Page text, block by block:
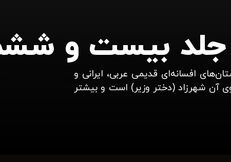
جلد بیست و
افسانه‌ای قدیمی عربی، ایرانی و
آن شهرزاد (دختر وزیر) است و بیشتر